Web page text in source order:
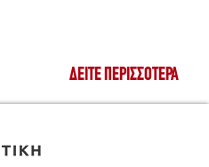
ΔΕΊΤΕ ΠΕΡΙΣΣΌΤΕΡΑ